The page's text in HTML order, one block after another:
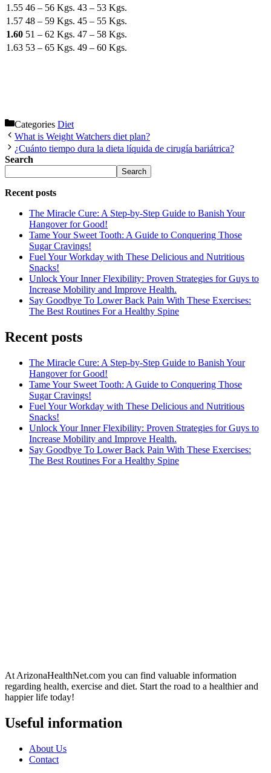
1.55 46 – 56 Kgs. 43 – 53 Kgs.
1.57 48 – 59 Kgs. 45 – 55 Kgs.
1.60 51 – 62 Kgs. 47 – 58 Kgs.
1.63 53 – 65 Kgs. 49 – 60 Kgs.
Categories Diet
What is Weight Watchers diet plan?
¿Cuánto tiempo dura la dieta líquida de cirugía bariátrica?
Search
Search
Recent posts
The Miracle Cure: A Step-by-Step Guide to Banish Your
Hangover for Good!
Tame Your Sweet Tooth: A Guide to Conquering Those
Sugar Cravings!
Fuel Your Workday with These Delicious and Nutritious
Snacks!
Unlock Your Inner Flexibility: Proven Strategies for Guys to
Increase Mobility and Improve Health.
Say Goodbye To Lower Back Pain With These Exercises:
The Best Routines For a Healthy Spine
Recent posts
The Miracle Cure: A Step-by-Step Guide to Banish Your
Hangover for Good!
Tame Your Sweet Tooth: A Guide to Conquering Those
Sugar Cravings!
Fuel Your Workday with These Delicious and Nutritious
Snacks!
Unlock Your Inner Flexibility: Proven Strategies for Guys to
Increase Mobility and Improve Health.
Say Goodbye To Lower Back Pain With These Exercises:
The Best Routines For a Healthy Spine
At ArizonaHealthNet.com you can find valuable information
regarding health, exercise and diet. Start the road to a healthier and
happier life today!
Useful information
About Us
Contact